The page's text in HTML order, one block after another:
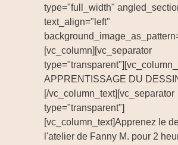
type="full_width"
text_align="left"
[vc_column][vc_separator
APPRENTISSAGE DU
[/vc_column_text][vc_separator
type="transparent"]
[vc_column_text]Apprenez le
l'atelier de Fanny M. pour 2